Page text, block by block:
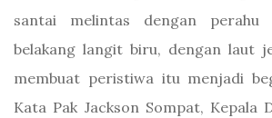
santai melintas dengan perahu
belakang langit biru, dengan laut
membuat peristiwa itu menjadi
Kata Pak Jackson Sompat, Kepala